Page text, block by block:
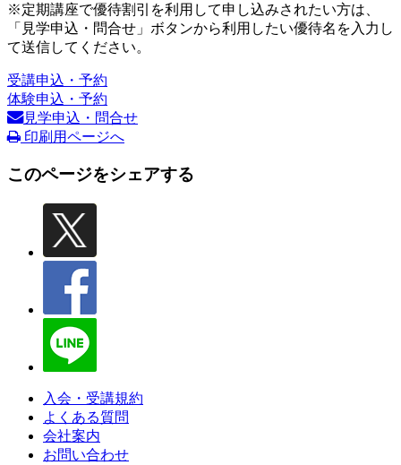
※定期講座で優待割引を利用して申し込みされたい方は、
「見学申込・問合せ」ボタンから利用したい優待名を入力し
て送信してください。
受講申込・予約
体験申込・予約
見学申込・問合せ
印刷用ページへ
このページをシェアする
入会・受講規約
よくある質問
会社案内
お問い合わせ